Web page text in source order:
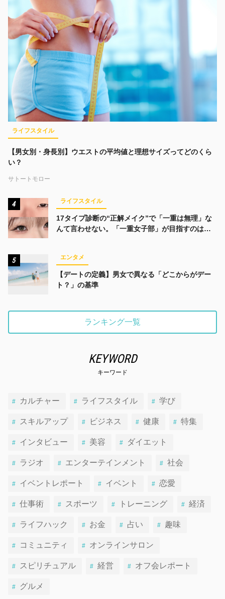
ライフスタイル
【男女別・身長別】ウエストの平均値と理想サイズってどのくら
い？
サトートモロー
4 ライフスタイル
17タイプ診断の“正解メイク”で「一重は無理」な
んて言わせない。「一重女子部」が目指すのは、
5 エンタメ
【デートの定義】男女で異なる「どこからがデー
ト？」の基準
ランキング一覧
KEYWORD
キーワード
カルチャー ライフスタイル 学び
スキルアップ ビジネス 健康 特集
インタビュー 美容 ダイエット
ラジオ エンターテインメント 社会
イベントレポート イベント 恋愛
仕事術 スポーツ トレーニング 経済
ライフハック お金 占い 趣味
コミュニティ オンラインサロン
スピリチュアル 経営 オフ会レポート
グルメ